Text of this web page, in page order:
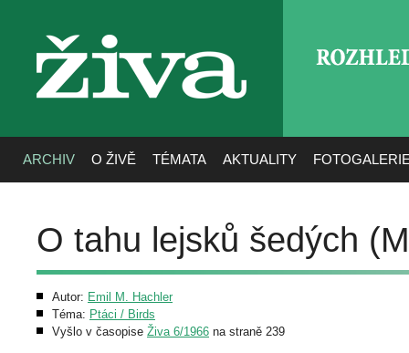
živa
ARCHIV O ŽIVĚ TÉMATA AKTUALITY
O tahu lejsků šedých
Autor: Emil M. Hachler
Téma: Ptáci / Birds
Vyšlo v časopise Živa 6/1966 na straně 239